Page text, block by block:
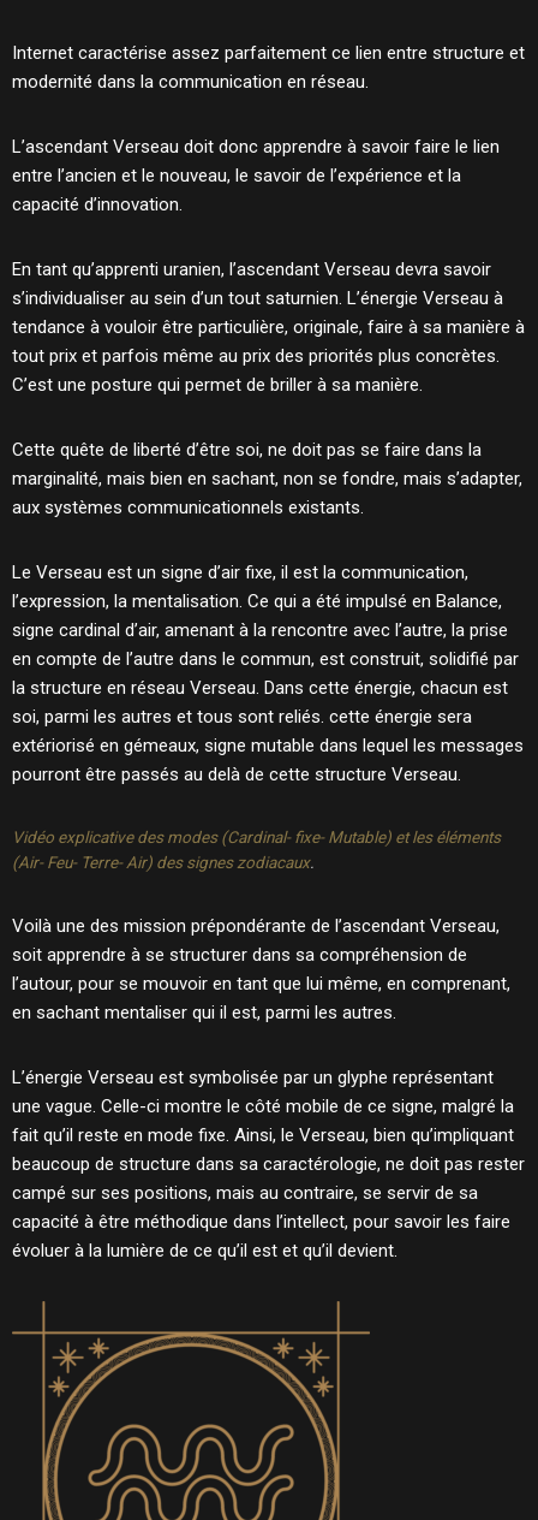
Internet caractérise assez parfaitement ce lien entre structure et
modernité dans la communication en réseau.
L’ascendant Verseau doit donc apprendre à savoir faire le lien
entre l’ancien et le nouveau, le savoir de l’expérience et la
capacité d’innovation.
En tant qu’apprenti uranien, l’ascendant Verseau devra savoir
s’individualiser au sein d’un tout saturnien. L’énergie Verseau à
tendance à vouloir être particulière, originale, faire à sa manière à
tout prix et parfois même au prix des priorités plus concrètes.
C’est une posture qui permet de briller à sa manière.
Cette quête de liberté d’être soi, ne doit pas se faire dans la
marginalité, mais bien en sachant, non se fondre, mais s’adapter,
aux systèmes communicationnels existants.
Le Verseau est un signe d’air fixe, il est la communication,
l’expression, la mentalisation. Ce qui a été impulsé en Balance,
signe cardinal d’air, amenant à la rencontre avec l’autre, la prise
en compte de l’autre dans le commun, est construit, solidifié par
la structure en réseau Verseau. Dans cette énergie, chacun est
soi, parmi les autres et tous sont reliés. cette énergie sera
extériorisé en gémeaux, signe mutable dans lequel les messages
pourront être passés au delà de cette structure Verseau.
Vidéo explicative des modes (Cardinal- fixe- Mutable) et les éléments
(Air- Feu- Terre- Air) des signes zodiacaux.
Voilà une des mission prépondérante de l’ascendant Verseau,
soit apprendre à se structurer dans sa compréhension de
l’autour, pour se mouvoir en tant que lui même, en comprenant,
en sachant mentaliser qui il est, parmi les autres.
L’énergie Verseau est symbolisée par un glyphe représentant
une vague. Celle-ci montre le côté mobile de ce signe, malgré la
fait qu’il reste en mode fixe. Ainsi, le Verseau, bien qu’impliquant
beaucoup de structure dans sa caractérologie, ne doit pas rester
campé sur ses positions, mais au contraire, se servir de sa
capacité à être méthodique dans l’intellect, pour savoir les faire
évoluer à la lumière de ce qu’il est et qu’il devient.